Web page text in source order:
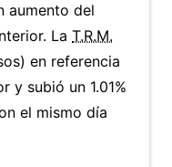
aumento del
La T.R.M.
en referencia
y subió un 1.01%
el mismo día